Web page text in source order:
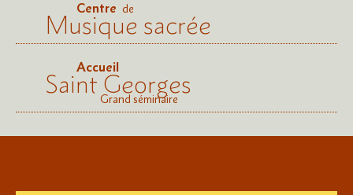
Centre de
Musique sacrée
Accueil
Saint Georges
Grand séminaire